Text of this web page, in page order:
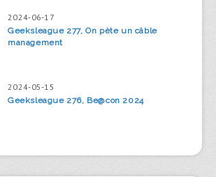
2024-06-17
Geeksleague 277, On pète un câble
management
2024-05-15
Geeksleague 276, Be@con 2024